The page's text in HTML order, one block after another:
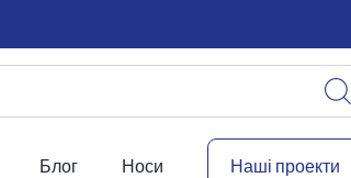
Блог Носи Наші проекти